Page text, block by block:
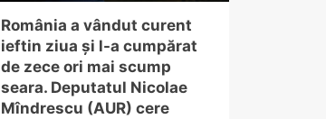
România a vândut curent
ieftin ziua și l-a cumpărat
de zece ori mai scump
seara. Deputatul Nicolae
Mîndrescu (AUR) cere